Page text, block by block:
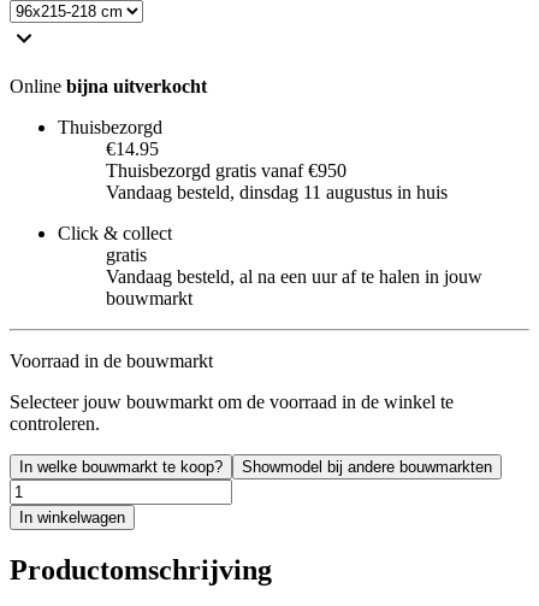
Online bijna uitverkocht
Thuisbezorgd
€14.95
Thuisbezorgd gratis vanaf €950
Vandaag besteld, dinsdag 11 augustus in huis
Click & collect
gratis
Vandaag besteld, al na een uur af te halen in jouw
bouwmarkt
Voorraad in de bouwmarkt
Selecteer jouw bouwmarkt om de voorraad in de winkel te
controleren.
In welke bouwmarkt te koop? Showmodel bij andere bouwmarkten
In winkelwagen
Productomschrijving